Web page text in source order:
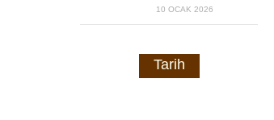
10 OCAK 2026
Tarih